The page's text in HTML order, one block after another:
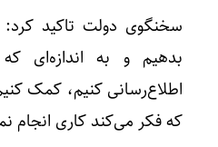
سخنگوی دولت تاکید کرد:
بدهیم و به اندازه‌ای
اطلاع‌رسانی کنیم، کمک
که فکر می‌کند کاری انجام